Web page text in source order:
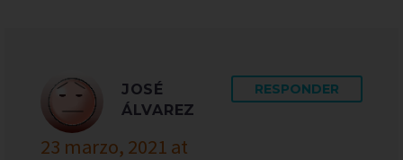
JOSÉ
ÁLVAREZ
23 marzo, 2021 at
RESPONDER